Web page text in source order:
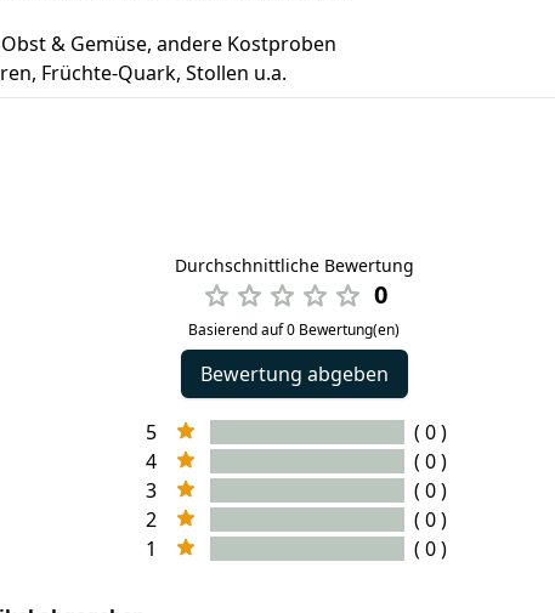
& Gemüse, andere Kostproben
Früchte-Quark, Stollen u.a.
Durchschnittliche Bewertung
0
Basierend auf 0 Bewertung(en)
Bewertung abgeben
5
( 0 )
4
( 0 )
3
( 0 )
2
( 0 )
1
( 0 )